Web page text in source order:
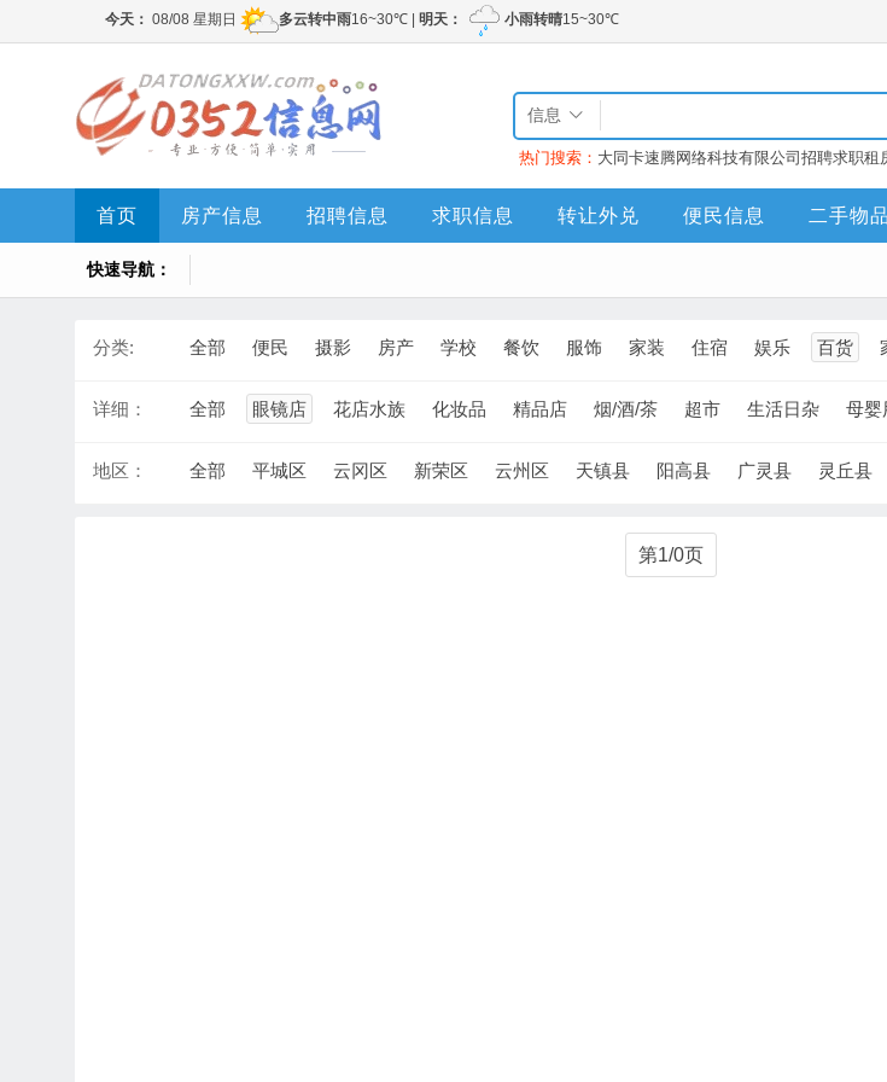
信息
热门搜索： 大同卡速腾网络科技有限公司 招聘求职租
首页 房产信息 招聘信息 求职信息 转让外兑 便民信息 二手物品
快速导航：
分类: 全部 便民 摄影 房产 学校 餐饮 服饰 家装 住宿 娱乐 百货
详细： 全部 眼镜店 花店水族 化妆品 精品店 烟/酒/茶 超市 生活日杂 母婴
地区： 全部 平城区 云冈区 新荣区 云州区 天镇县 阳高县 广灵县 灵丘县
第1/0页